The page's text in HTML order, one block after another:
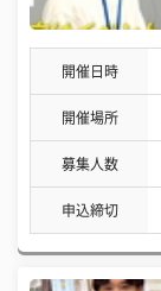
開催日時
開催場所
募集人数
申込締切